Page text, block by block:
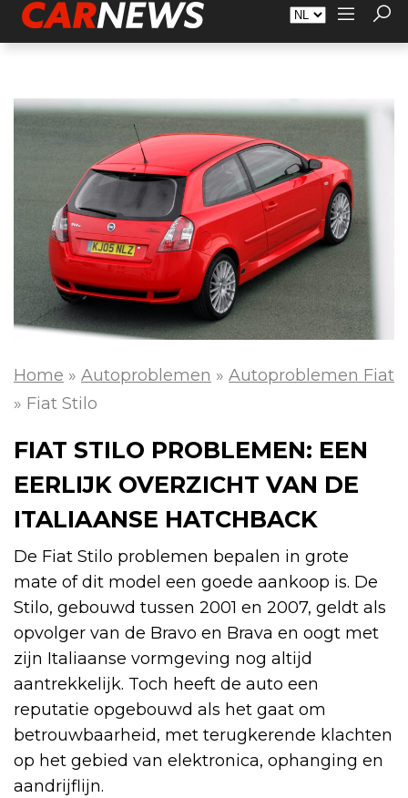
Adverteren Over Carnews.nl Contact
Home » Autoproblemen » Autoproblemen Fiat
» Fiat Stilo
FIAT STILO PROBLEMEN: EEN
EERLIJK OVERZICHT VAN DE
ITALIAANSE HATCHBACK
De Fiat Stilo problemen bepalen in grote
mate of dit model een goede aankoop is. De
Stilo, gebouwd tussen 2001 en 2007, geldt als
opvolger van de Bravo en Brava en oogt met
zijn Italiaanse vormgeving nog altijd
aantrekkelijk. Toch heeft de auto een
reputatie opgebouwd als het gaat om
betrouwbaarheid, met terugkerende klachten
op het gebied van elektronica, ophanging en
aandrijflijn.